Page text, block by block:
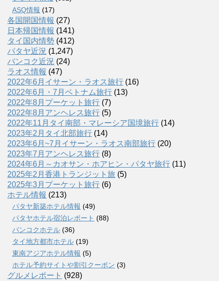
ASQ情報 (17)
各国開国情報 (27)
日本帰国情報 (141)
タイ国内情勢 (412)
パタヤ近況 (1,247)
バンコク近況 (24)
ラオス情報 (47)
2022年6月イサーン・ラオス旅行 (16)
2022年6月・7月ベトナム旅行 (13)
2022年8月プーケット旅行 (7)
2022年8月アンヘレス旅行 (5)
2022年11月タイ南部・マレーシア国境旅行 (14)
2023年2月タイ北部旅行 (14)
2023年6月~7月イサーン・ラオス南部旅行 (20)
2023年7月アンヘレス旅行 (8)
2024年6月～カオサン・ホアヒン・パタヤ旅行 (11)
2025年2月香港トランジット旅 (5)
2025年3月プーケット旅行 (6)
ホテル情報 (213)
パタヤ新築ホテル情報 (49)
パタヤホテル宿泊レポート (88)
バンコクホテル (36)
タイ地方都市ホテル (19)
東南アジアホテル情報 (5)
ホテル予約サイトや割引クーポン (3)
グルメレポート (928)